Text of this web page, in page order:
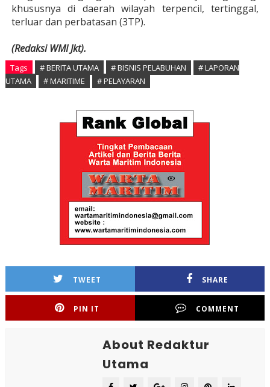
khususnya di daerah wilayah terpencil, tertinggal,
terluar dan perbatasan (3TP).
(Redaksi WMI Jkt).
Tags # BERITA UTAMA # BISNIS PELABUHAN
# LAPORAN
UTAMA
# MARITIME # PELAYARAN
TWEET SHARE
PIN IT COMMENT
About Redaktur
Utama